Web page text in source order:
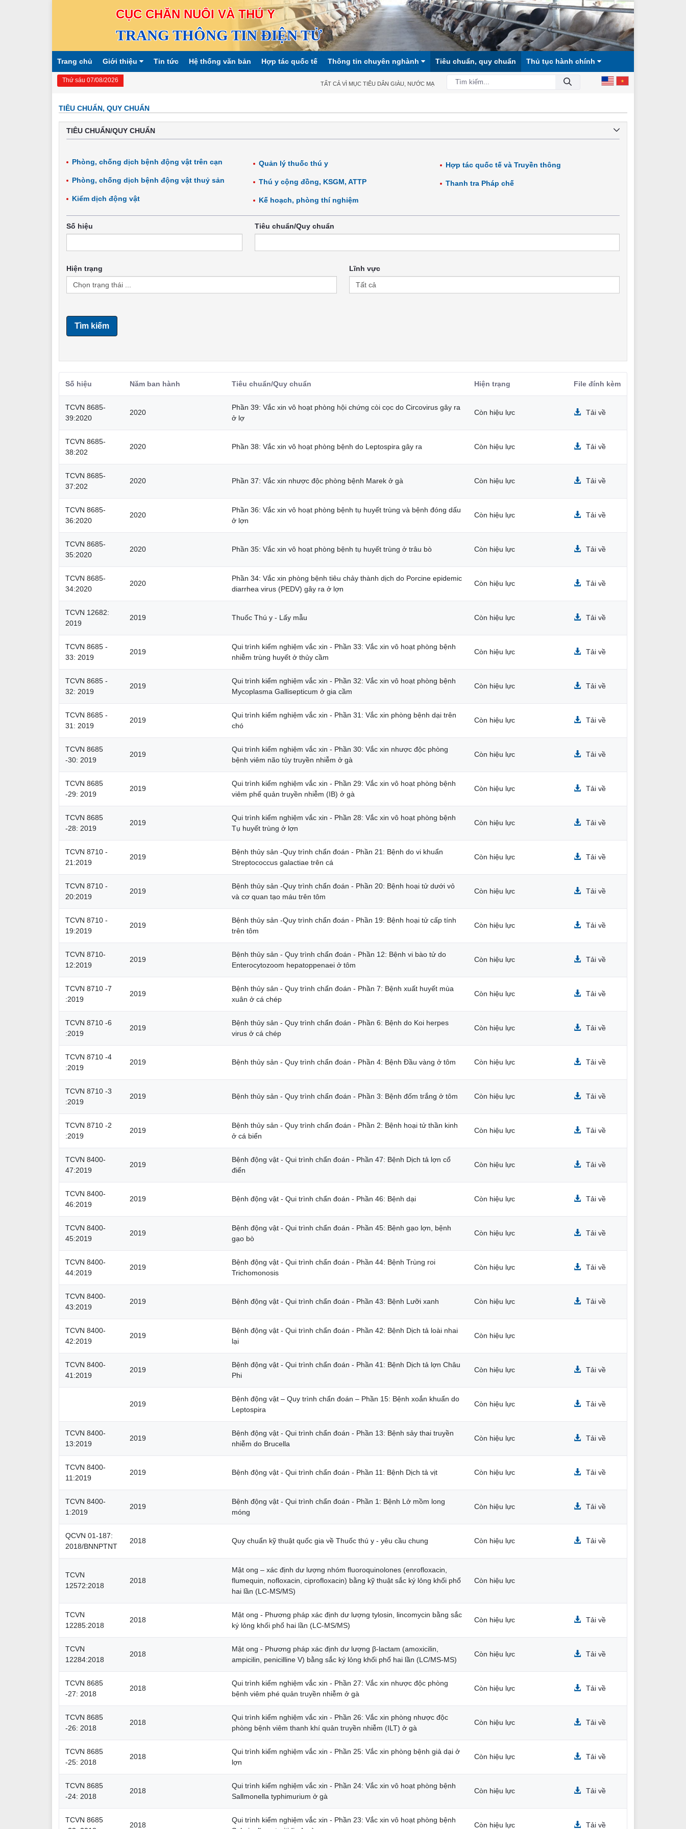
CỤC CHĂN NUÔI VÀ THÚ Y
TRANG THÔNG TIN ĐIỆN TỬ
Trang chủ Giới thiệu Tin tức Hệ thống văn bản Hợp tác quốc tế Thông tin chuyên nghành Tiêu chuẩn, quy chuẩn Thủ tục hành chính
Thứ sáu 07/08/2026 TẤT CẢ VÌ MỤC TIÊU DÂN GIÀU, NƯỚC MẠNH, XÃ HỘI CÔNG BẰNG, DÂN CHỦ, VĂN MINH!
TIÊU CHUẨN, QUY CHUẨN
TIÊU CHUẨN/QUY CHUẨN
Phòng, chống dịch bệnh động vật trên cạn
Phòng, chống dịch bệnh động vật thuỷ sản
Kiểm dịch động vật
Quản lý thuốc thú y
Thú y cộng đồng, KSGM, ATTP
Kế hoạch, phòng thí nghiệm
Hợp tác quốc tế và Truyền thông
Thanh tra Pháp chế
Số hiệu Tiêu chuẩn/Quy chuẩn
Hiện trạng Lĩnh vực
Tìm kiếm
Số hiệu Năm ban hành Tiêu chuẩn/Quy chuẩn Hiện trạng File đính kèm
TCVN 8685-
39:2020
2020
Phần 39: Vắc xin vô hoạt phòng hội chứng còi cọc do Circovirus gây ra
ở lợ
Còn hiệu lực Tải về
TCVN 8685-
38:202
2020 Phần 38: Vắc xin vô hoạt phòng bệnh do Leptospira gây ra Còn hiệu lực Tải về
TCVN 8685-
37:202
2020 Phần 37: Vắc xin nhược độc phòng bệnh Marek ở gà Còn hiệu lực Tải về
TCVN 8685-
36:2020
2020
Phần 36: Vắc xin vô hoạt phòng bệnh tụ huyết trùng và bệnh đóng dấu
ở lợn
Còn hiệu lực Tải về
TCVN 8685-
35:2020
2020 Phần 35: Vắc xin vô hoạt phòng bệnh tụ huyết trùng ở trâu bò Còn hiệu lực Tải về
TCVN 8685-
34:2020
2020
Phần 34: Vắc xin phòng bệnh tiêu chảy thành dịch do Porcine epidemic
diarrhea virus (PEDV) gây ra ở lợn
Còn hiệu lực Tải về
TCVN 12682:
2019
2019 Thuốc Thú y - Lấy mẫu Còn hiệu lực Tải về
TCVN 8685 -
33: 2019
2019
Qui trình kiểm nghiệm vắc xin - Phần 33: Vắc xin vô hoạt phòng bệnh
nhiễm trùng huyết ở thủy cầm
Còn hiệu lực Tải về
TCVN 8685 -
32: 2019
2019
Qui trình kiểm nghiệm vắc xin - Phần 32: Vắc xin vô hoạt phòng bệnh
Mycoplasma Gallisepticum ở gia cầm
Còn hiệu lực Tải về
TCVN 8685 -
31: 2019
2019
Qui trình kiểm nghiệm vắc xin - Phần 31: Vắc xin phòng bệnh dại trên
chó
Còn hiệu lực Tải về
TCVN 8685
-30: 2019
2019
Qui trình kiểm nghiệm vắc xin - Phần 30: Vắc xin nhược độc phòng
bệnh viêm não tủy truyền nhiễm ở gà
Còn hiệu lực Tải về
TCVN 8685
-29: 2019
2019
Qui trình kiểm nghiệm vắc xin - Phần 29: Vắc xin vô hoạt phòng bệnh
viêm phế quản truyền nhiễm (IB) ở gà
Còn hiệu lực Tải về
TCVN 8685
-28: 2019
2019
Qui trình kiểm nghiệm vắc xin - Phần 28: Vắc xin vô hoạt phòng bệnh
Tụ huyết trùng ở lợn
Còn hiệu lực Tải về
TCVN 8710 -
21:2019
2019
Bệnh thủy sản -Quy trình chẩn đoán - Phần 21: Bệnh do vi khuẩn
Streptococcus galactiae trên cá
Còn hiệu lực Tải về
TCVN 8710 -
20:2019
2019
Bệnh thủy sản -Quy trình chẩn đoán - Phần 20: Bệnh hoại tử dưới vỏ
và cơ quan tạo máu trên tôm
Còn hiệu lực Tải về
TCVN 8710 -
19:2019
2019
Bệnh thủy sản -Quy trình chẩn đoán - Phần 19: Bệnh hoại tử cấp tính
trên tôm
Còn hiệu lực Tải về
TCVN 8710-
12:2019
2019
Bệnh thủy sản - Quy trình chẩn đoán - Phần 12: Bệnh vi bào tử do
Enterocytozoom hepatoppenaei ở tôm
Còn hiệu lực Tải về
TCVN 8710 -7
:2019
2019
Bệnh thủy sản - Quy trình chẩn đoán - Phần 7: Bệnh xuất huyết mùa
xuân ở cá chép
Còn hiệu lực Tải về
TCVN 8710 -6
:2019
2019
Bệnh thủy sản - Quy trình chẩn đoán - Phần 6: Bệnh do Koi herpes
virus ở cá chép
Còn hiệu lực Tải về
TCVN 8710 -4
:2019
2019 Bệnh thủy sản - Quy trình chẩn đoán - Phần 4: Bệnh Đầu vàng ở tôm Còn hiệu lực Tải về
TCVN 8710 -3
:2019
2019 Bệnh thủy sản - Quy trình chẩn đoán - Phần 3: Bệnh đốm trắng ở tôm Còn hiệu lực Tải về
TCVN 8710 -2
:2019
2019
Bệnh thủy sản - Quy trình chẩn đoán - Phần 2: Bệnh hoại tử thần kinh
ở cá biển
Còn hiệu lực Tải về
TCVN 8400-
47:2019
2019
Bệnh động vật - Qui trình chẩn đoán - Phần 47: Bệnh Dịch tả lợn cổ
điển
Còn hiệu lực Tải về
TCVN 8400-
46:2019
2019 Bệnh động vật - Qui trình chẩn đoán - Phần 46: Bệnh dại Còn hiệu lực Tải về
TCVN 8400-
45:2019
2019
Bệnh động vật - Qui trình chẩn đoán - Phần 45: Bệnh gạo lợn, bệnh
gạo bò
Còn hiệu lực Tải về
TCVN 8400-
44:2019
2019
Bệnh động vật - Qui trình chẩn đoán - Phần 44: Bệnh Trùng roi
Trichomonosis
Còn hiệu lực Tải về
TCVN 8400-
43:2019
2019 Bệnh động vật - Qui trình chẩn đoán - Phần 43: Bệnh Lưỡi xanh Còn hiệu lực Tải về
TCVN 8400-
42:2019
2019
Bệnh động vật - Qui trình chẩn đoán - Phần 42: Bệnh Dịch tả loài nhai
lại
Còn hiệu lực
TCVN 8400-
41:2019
2019
Bệnh động vật - Qui trình chẩn đoán - Phần 41: Bệnh Dịch tả lợn Châu
Phi
Còn hiệu lực Tải về
2019
Bệnh động vật – Quy trình chẩn đoán – Phần 15: Bệnh xoắn khuẩn do
Leptospira
Còn hiệu lực Tải về
TCVN 8400-
13:2019
2019
Bệnh động vật - Qui trình chẩn đoán - Phần 13: Bệnh sảy thai truyền
nhiễm do Brucella
Còn hiệu lực Tải về
TCVN 8400-
11:2019
2019 Bệnh động vật - Qui trình chẩn đoán - Phần 11: Bệnh Dịch tả vịt Còn hiệu lực Tải về
TCVN 8400-
1:2019
2019
Bệnh động vật - Qui trình chẩn đoán - Phần 1: Bệnh Lở mồm long
móng
Còn hiệu lực Tải về
QCVN 01-187:
2018/BNNPTNT
2018 Quy chuẩn kỹ thuật quốc gia về Thuốc thú y - yêu cầu chung Còn hiệu lực Tải về
TCVN
12572:2018
2018
Mật ong – xác định dư lượng nhóm fluoroquinolones (enrofloxacin,
flumequin, nofloxacin, ciprofloxacin) bằng kỹ thuật sắc ký lỏng khối phổ
hai lần (LC-MS/MS)
Còn hiệu lực
TCVN
12285:2018
2018
Mật ong - Phương pháp xác định dư lượng tylosin, lincomycin bằng sắc
ký lỏng khối phổ hai lần (LC-MS/MS)
Còn hiệu lực Tải về
TCVN
12284:2018
2018
Mật ong - Phương pháp xác định dư lượng β-lactam (amoxicilin,
ampicilin, penicilline V) bằng sắc ký lỏng khối phổ hai lần (LC/MS-MS)
Còn hiệu lực Tải về
TCVN 8685
-27: 2018
2018
Qui trình kiểm nghiệm vắc xin - Phần 27: Vắc xin nhược độc phòng
bệnh viêm phé quản truyền nhiễm ở gà
Còn hiệu lực Tải về
TCVN 8685
-26: 2018
2018
Qui trình kiểm nghiệm vắc xin - Phần 26: Vắc xin phòng nhược độc
phòng bệnh viêm thanh khí quản truyền nhiễm (ILT) ở gà
Còn hiệu lực Tải về
TCVN 8685
-25: 2018
2018
Qui trình kiểm nghiệm vắc xin - Phần 25: Vắc xin phòng bệnh giả dại ở
lợn
Còn hiệu lực Tải về
TCVN 8685
-24: 2018
2018
Qui trình kiểm nghiệm vắc xin - Phần 24: Vắc xin vô hoạt phòng bệnh
Sallmonella typhimurium ở gà
Còn hiệu lực Tải về
TCVN 8685
2018
Qui trình kiểm nghiệm vắc xin - Phần 23: Vắc xin vô hoạt phòng bệnh
Còn hiệu lực Tải về